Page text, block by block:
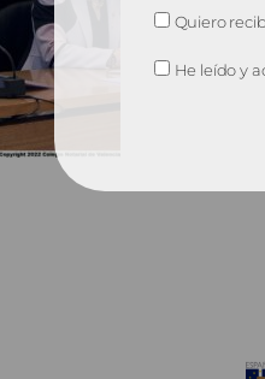
Quiero
He leído y